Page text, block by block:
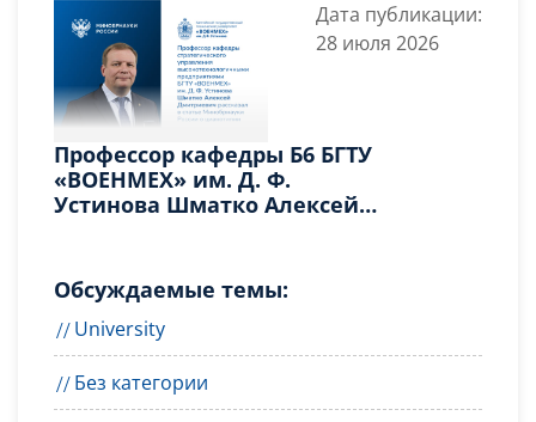
Дата публикации:
28 июля 2026
Профессор кафедры Б6 БГТУ
«ВОЕНМЕХ» им. Д. Ф.
Устинова Шматко Алексей
Обсуждаемые темы:
University
Без категории